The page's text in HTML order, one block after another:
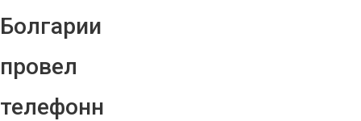
Болгарии
провел
телефонн